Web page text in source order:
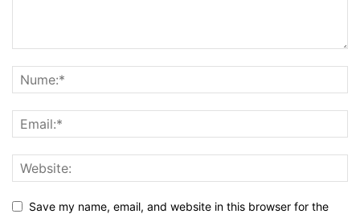
Save my name, email, and website in this browser for the